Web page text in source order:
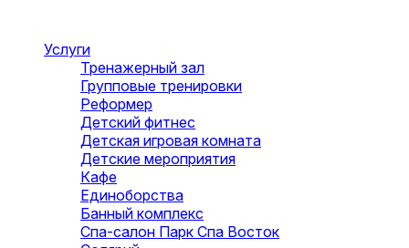
Услуги
Тренажерный зал
Групповые тренировки
Реформер
Детский фитнес
Детская игровая комната
Детские мероприятия
Кафе
Единоборства
Банный комплекс
Спа-салон Парк Спа Восток